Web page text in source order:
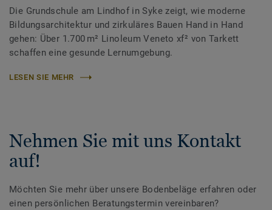
Die Grundschule am Lindhof in Syke zeigt, wie moderne
Bildungsarchitektur und zirkuläres Bauen Hand in Hand
gehen: Über 1.700 m² Linoleum Veneto xf² von Tarkett
schaffen eine gesunde Lernumgebung.
LESEN SIE MEHR
Nehmen Sie mit uns Kontakt
auf!
Möchten Sie mehr über unsere Bodenbeläge erfahren oder
einen persönlichen Beratungstermin vereinbaren?